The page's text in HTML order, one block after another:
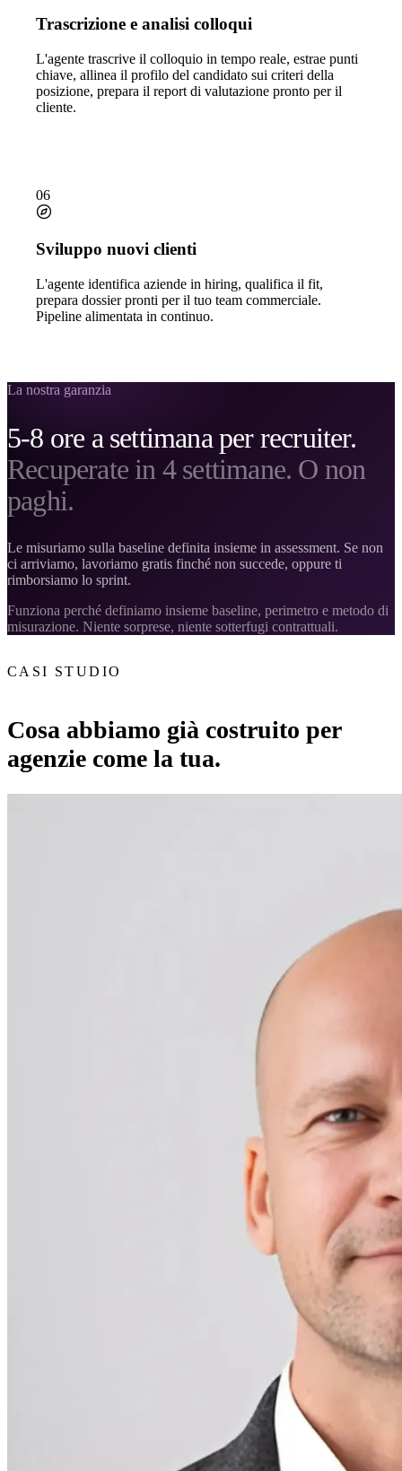
Trascrizione e analisi colloqui
L'agente trascrive il colloquio in tempo reale, estrae punti
chiave, allinea il profilo del candidato sui criteri della
posizione, prepara il report di valutazione pronto per il
cliente.
06
Sviluppo nuovi clienti
L'agente identifica aziende in hiring, qualifica il fit,
prepara dossier pronti per il tuo team commerciale.
Pipeline alimentata in continuo.
La nostra garanzia
5-8 ore a settimana per recruiter.
Recuperate in 4 settimane. O non
paghi.
Le misuriamo sulla baseline definita insieme in assessment. Se non
ci arriviamo, lavoriamo gratis finché non succede, oppure ti
rimborsiamo lo sprint.
Funziona perché definiamo insieme baseline, perimetro e metodo di
misurazione. Niente sorprese, niente sotterfugi contrattuali.
CASI STUDIO
Cosa abbiamo già costruito per
agenzie come la tua.